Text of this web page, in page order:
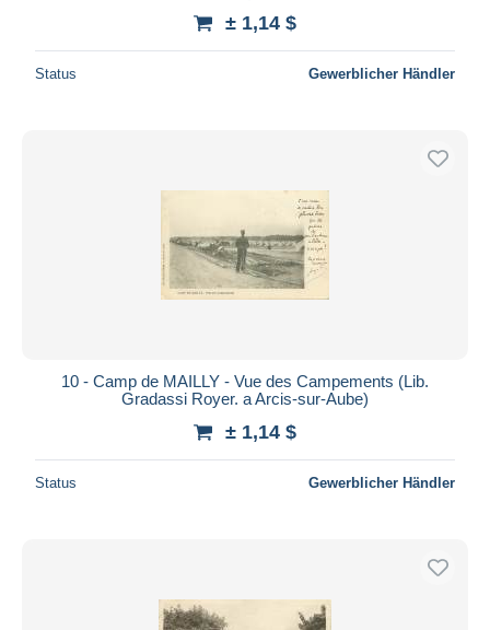
± 1,14 $
Status Gewerblicher Händler
10 - Camp de MAILLY - Vue des Campements (Lib.
Gradassi Royer. a Arcis-sur-Aube)
± 1,14 $
Status Gewerblicher Händler